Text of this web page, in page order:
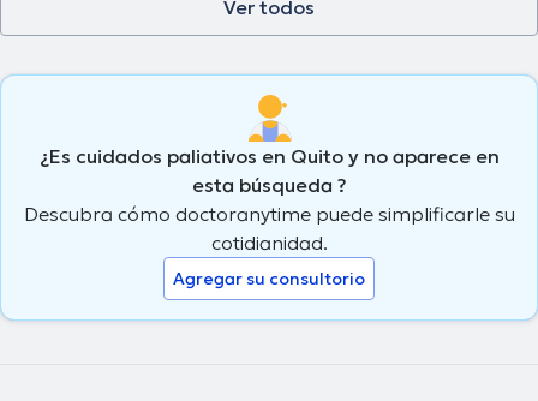
Ver todos
¿Es cuidados paliativos en Quito y no aparece en
esta búsqueda ?
Descubra cómo doctoranytime puede simplificarle su
cotidianidad.
Agregar su consultorio